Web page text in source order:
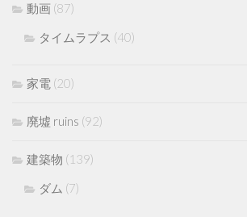
動画 (87)
タイムラプス (40)
家電 (20)
廃墟 ruins (92)
建築物 (139)
ダム (7)